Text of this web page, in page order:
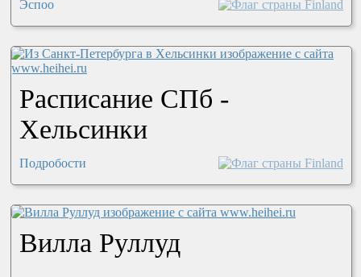
Эспоо
Расписание СПб -
Хельсинки
Подробости
Вилла Руллуд